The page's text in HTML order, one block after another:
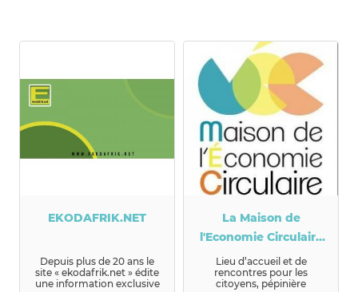
EKODAFRIK.NET
Depuis plus de 20 ans le
site « ekodafrik.net » édite
une information exclusive
La Maison de
l'Economie Circulaire
(M.E.C)
Lieu d’accueil et de
rencontres pour les
citoyens, pépinière